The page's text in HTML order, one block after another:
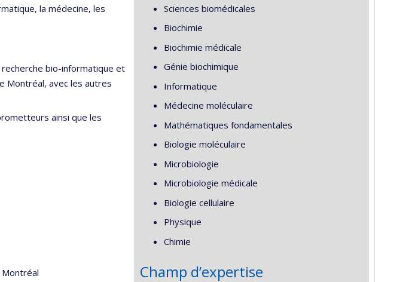
la médecine, les
bio-informatique et
Montréal, avec les autres
ainsi que les
Sciences biomédicales
Biochimie
Biochimie médicale
Génie biochimique
Informatique
Médecine moléculaire
Mathématiques fondamentales
Biologie moléculaire
Microbiologie
Microbiologie médicale
Biologie cellulaire
Physique
Chimie
Champ d’expertise